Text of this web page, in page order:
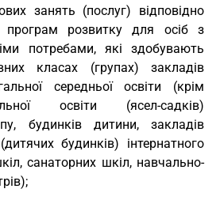
занять (послуг) відповідно
програм розвитку для осіб з
потребами, які здобувають
класах (групах) закладів
середньої освіти (крім
освіти (ясел-садків)
будинків дитини, закладів
будинків) інтернатного
санаторних шкіл, навчально-